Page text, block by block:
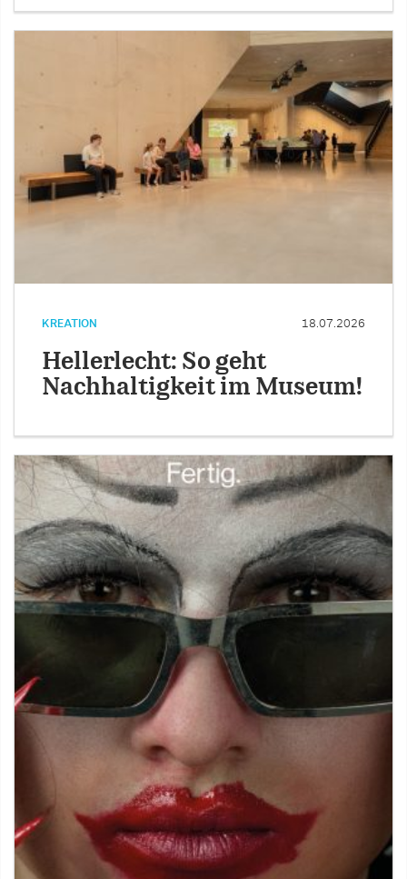
KREATION 18.07.2026
Hellerlecht: So geht
Nachhaltigkeit im Museum!